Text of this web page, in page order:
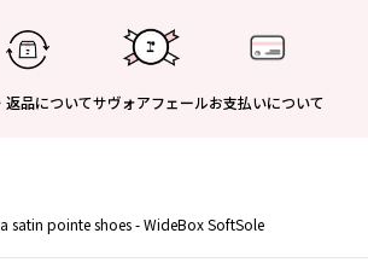
返品についてサヴォアフェールお支払いについて
satin pointe shoes - WideBox SoftSole